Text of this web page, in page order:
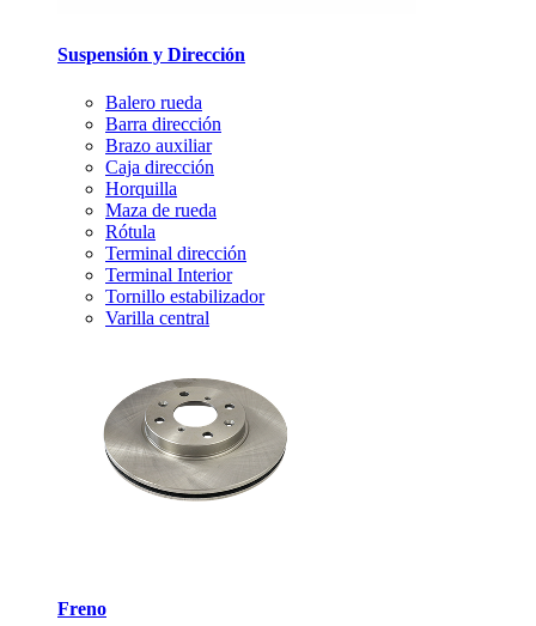
Suspensión y Dirección
Balero rueda
Barra dirección
Brazo auxiliar
Caja dirección
Horquilla
Maza de rueda
Rótula
Terminal dirección
Terminal Interior
Tornillo estabilizador
Varilla central
Freno